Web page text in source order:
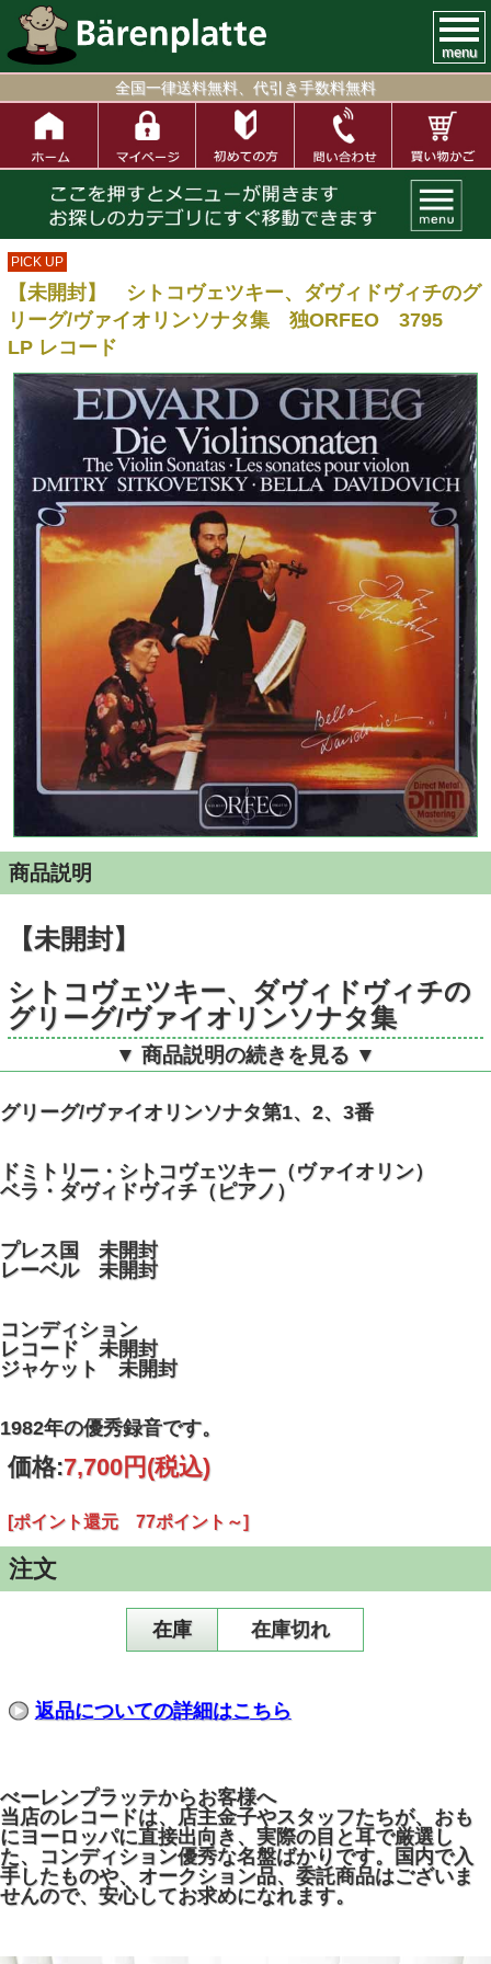
menu
全国一律送料無料、代引き手数料無料
PICK UP
【未開封】 シトコヴェツキー、ダヴィドヴィチのグ
リーグ/ヴァイオリンソナタ集 独ORFEO 3795
LP レコード
商品説明
【未開封】
シトコヴェツキー、ダヴィドヴィチの
グリーグ/ヴァイオリンソナタ集
独ORFEO S047831A STEREO デ
ジタル録音 DMM
▼ 商品説明の続きを見る ▼
グリーグ/ヴァイオリンソナタ第1、2、3番
ドミトリー・シトコヴェツキー（ヴァイオリン）
ベラ・ダヴィドヴィチ（ピアノ）
プレス国 未開封
レーベル 未開封
コンディション
レコード 未開封
ジャケット 未開封
1982年の優秀録音です。
価格:7,700円 (税込)
[ポイント還元 77ポイント～]
注文
在庫 在庫切れ
返品についての詳細はこちら
べーレンプラッテからお客様へ
当店のレコードは、店主金子やスタッフたちが、おも
にヨーロッパに直接出向き、実際の目と耳で厳選し
た、コンディション優秀な名盤ばかりです。国内で入
手したものや、オークション品、委託商品はございま
せんので、安心してお求めになれます。